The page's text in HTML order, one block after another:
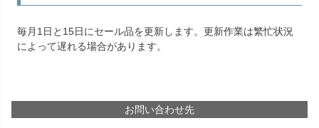
毎月1日と15日にセール品を更新します。更新作業は繁忙状況
によって遅れる場合があります。
お問い合わせ先